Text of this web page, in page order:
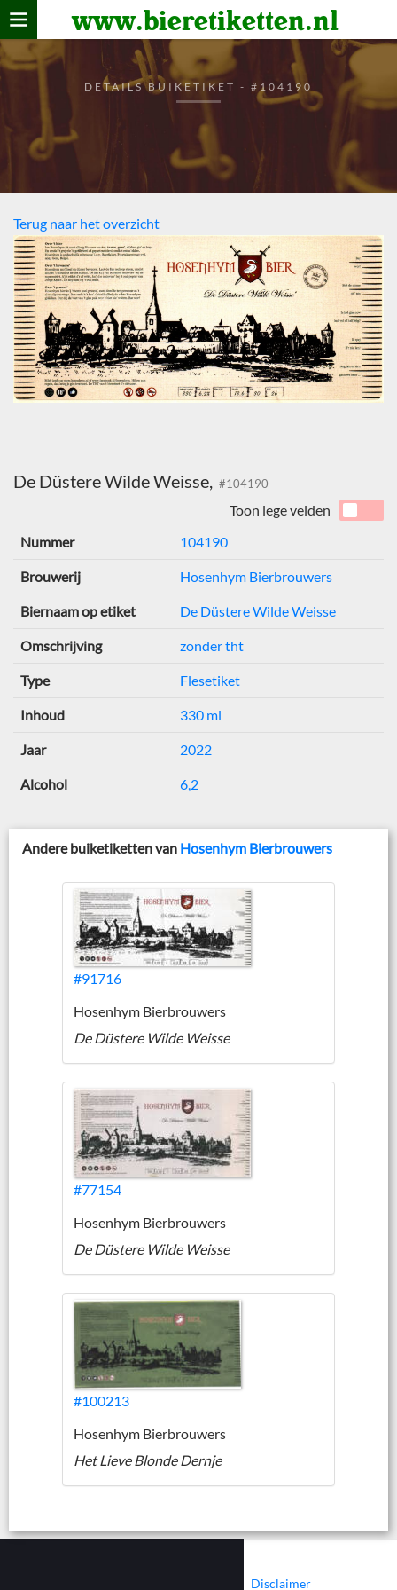
www.bieretiketten.nl
Home
verzamelen
De bierkaart
Bezoekers
DETAILS BUIKETIKET - #104190
Terug naar het overzicht
De Düstere Wilde Weisse, #104190
Toon lege velden
Nummer
104190
Brouwerij Hosenhym Bierbrouwers
Biernaam op etiket De Düstere Wilde Weisse
Omschrijving zonder tht
Type Flesetiket
Inhoud 330 ml
Jaar 2022
Alcohol 6,2
Andere buiketiketten van Hosenhym Bierbrouwers
#91716
Hosenhym Bierbrouwers
De Düstere Wilde Weisse
#77154
Hosenhym Bierbrouwers
De Düstere Wilde Weisse
#100213
Hosenhym Bierbrouwers
Het Lieve Blonde Dernje
Disclaimer